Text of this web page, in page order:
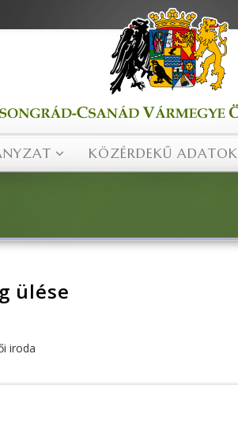
KÖZÉRDEKŰ ADATOK
ülése
iroda